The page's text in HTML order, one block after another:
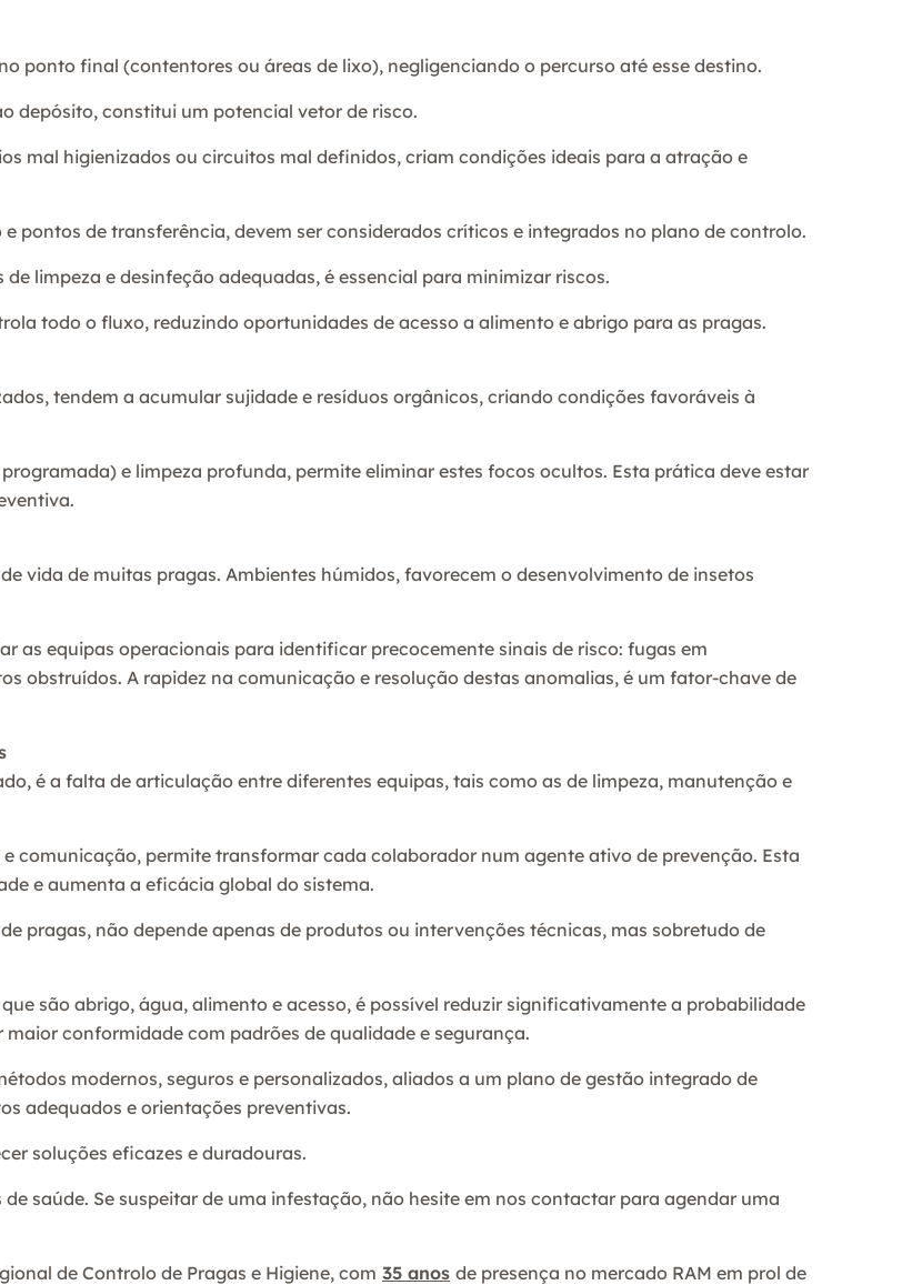
ponto final (contentores ou áreas de lixo), negligenciando o percurso até esse destino.
depósito, constitui um potencial vetor de risco.
mal higienizados ou circuitos mal definidos, criam condições ideais para a atração e
pontos de transferência, devem ser considerados críticos e integrados no plano de controlo.
limpeza e desinfeção adequadas, é essencial para minimizar riscos.
todo o fluxo, reduzindo oportunidades de acesso a alimento e abrigo para as pragas.
tendem a acumular sujidade e resíduos orgânicos, criando condições favoráveis à
e limpeza profunda, permite eliminar estes focos ocultos. Esta prática deve estar
vida de muitas pragas. Ambientes húmidos, favorecem o desenvolvimento de insetos
as equipas operacionais para identificar precocemente sinais de risco: fugas em
obstruídos. A rapidez na comunicação e resolução destas anomalias, é um fator-chave de
é a falta de articulação entre diferentes equipas, tais como as de limpeza, manutenção e
comunicação, permite transformar cada colaborador num agente ativo de prevenção. Esta
e aumenta a eficácia global do sistema.
pragas, não depende apenas de produtos ou intervenções técnicas, mas sobretudo de
são abrigo, água, alimento e acesso, é possível reduzir significativamente a probabilidade
conformidade com padrões de qualidade e segurança.
modernos, seguros e personalizados, aliados a um plano de gestão integrado de
adequados e orientações preventivas.
soluções eficazes e duradouras.
saúde. Se suspeitar de uma infestação, não hesite em nos contactar para agendar uma
de Controlo de Pragas e Higiene, com 35 anos de presença no mercado RAM em prol de